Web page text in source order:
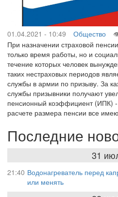
01.04.2021 - 10:49 Общество
При назначении страховой
только время работы, но и
течение которых человек
таких нестраховых периодов
службы в армии по призыву. За
службы призывники получают
пенсионный коэффициент (ИПК)
расчете размера пенсии все
Последние
31
21:40 Водонагреватель перед
или менять